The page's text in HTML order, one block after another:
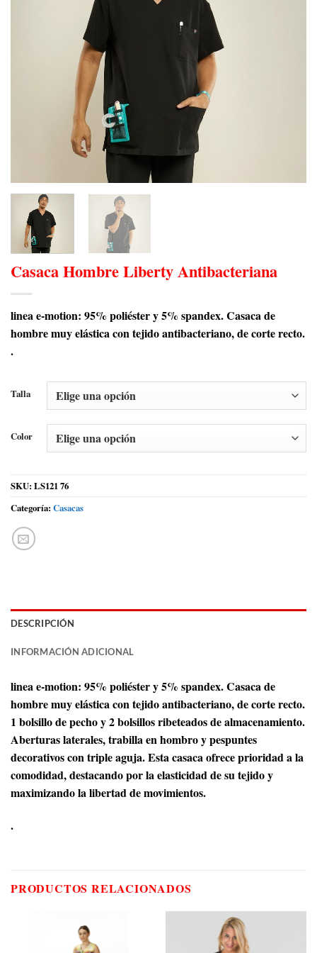
Casaca Hombre Liberty Antibacteriana
linea e-motion: 95% poliéster y 5% spandex. Casaca de
hombre muy elástica con tejido antibacteriano, de corte recto.
.
Talla
Color
SKU: LS121 76
Categoría: Casacas
DESCRIPCIÓN
INFORMACIÓN ADICIONAL
linea e-motion: 95% poliéster y 5% spandex. Casaca de
hombre muy elástica con tejido antibacteriano, de corte recto.
1 bolsillo de pecho y 2 bolsillos ribeteados de almacenamiento.
Aberturas laterales, trabilla en hombro y pespuntes
decorativos con triple aguja. Esta casaca ofrece prioridad a la
comodidad, destacando por la elasticidad de su tejido y
maximizando la libertad de movimientos.
.
PRODUCTOS RELACIONADOS